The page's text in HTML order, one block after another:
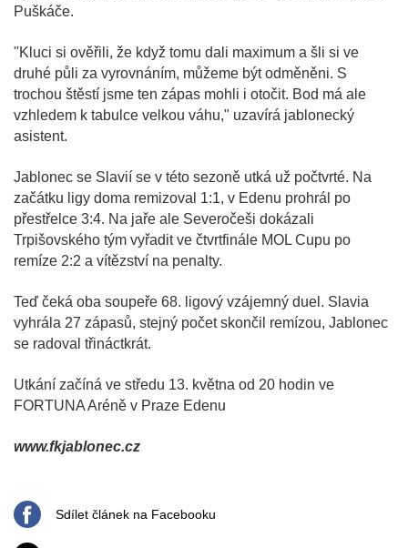
Puškáče.
"Kluci si ověřili, že když tomu dali maximum a šli si ve
druhé půli za vyrovnáním, můžeme být odměněni. S
trochou štěstí jsme ten zápas mohli i otočit. Bod má ale
vzhledem k tabulce velkou váhu," uzavírá jablonecký
asistent.
Jablonec se Slavií se v této sezoně utká už počtvrté. Na
začátku ligy doma remizoval 1:1, v Edenu prohrál po
přestřelce 3:4. Na jaře ale Severočeši dokázali
Trpišovského tým vyřadit ve čtvrtfinále MOL Cupu po
remíze 2:2 a vítězství na penalty.
Teď čeká oba soupeře 68. ligový vzájemný duel. Slavia
vyhrála 27 zápasů, stejný počet skončil remízou, Jablonec
se radoval třináctkrát.
Utkání začíná ve středu 13. května od 20 hodin ve
FORTUNA Aréně v Praze Edenu
www.fkjablonec.cz
Sdílet článek na Facebooku